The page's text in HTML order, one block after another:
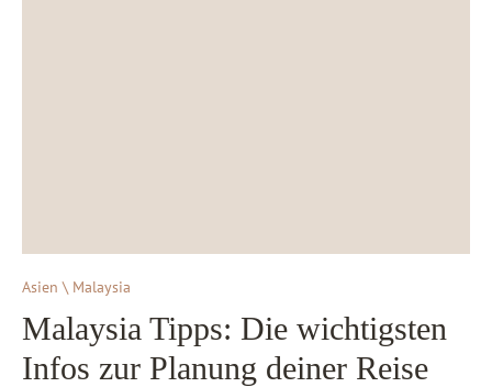
Asien \ Malaysia
Malaysia Tipps: Die wichtigsten
Infos zur Planung deiner Reise